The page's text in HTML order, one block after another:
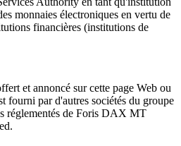
monnaies électroniques en vertu de
financières (institutions de
et annoncé sur cette page Web ou
fourni par d'autres sociétés du groupe
réglementés de Foris DAX MT